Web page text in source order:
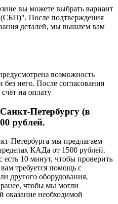
вы можете выбрать вариант
После подтверждения
деталей, мы вышлем вам
возможность
него. После согласования
на оплату
Петербургу (в
рублей.
Петербурга мы предлагаем
КАДа от 1500 рублей.
10 минут, чтобы проверить
требуется помощь с
другого оборудования,
чтобы мы могли
оказание необходимой